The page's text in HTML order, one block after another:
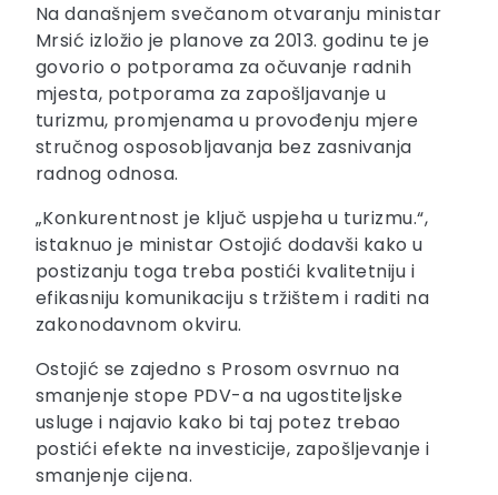
Na današnjem svečanom otvaranju ministar
Mrsić izložio je planove za 2013. godinu te je
govorio o potporama za očuvanje radnih
mjesta, potporama za zapošljavanje u
turizmu, promjenama u provođenju mjere
stručnog osposobljavanja bez zasnivanja
radnog odnosa.
„Konkurentnost je ključ uspjeha u turizmu.“,
istaknuo je ministar Ostojić dodavši kako u
postizanju toga treba postići kvalitetniju i
efikasniju komunikaciju s tržištem i raditi na
zakonodavnom okviru.
Ostojić se zajedno s Prosom osvrnuo na
smanjenje stope PDV-a na ugostiteljske
usluge i najavio kako bi taj potez trebao
postići efekte na investicije, zapošljevanje i
smanjenje cijena.